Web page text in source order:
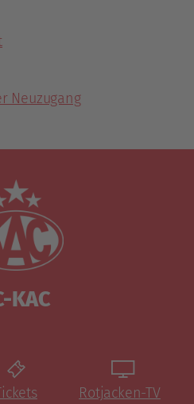
Neuzugang
KAC
Rotjacken-TV